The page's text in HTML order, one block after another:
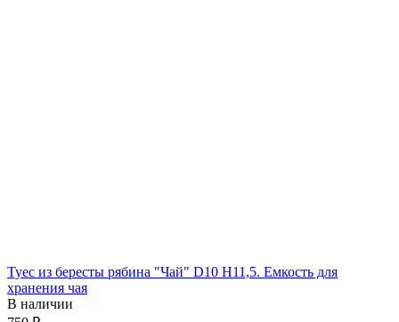
Туес из бересты рябина "Чай" D10 H11,5. Емкость для
хранения чая
В наличии